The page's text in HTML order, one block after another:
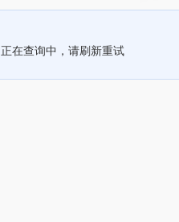
正在查询中，请刷新重试